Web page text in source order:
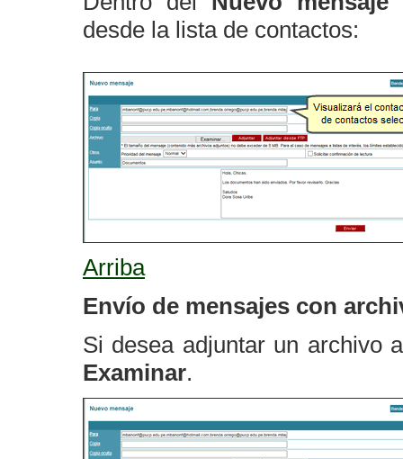
desde la lista de contactos:
Arriba
Envío de mensajes con
Si desea adjuntar un archivo
Examinar.